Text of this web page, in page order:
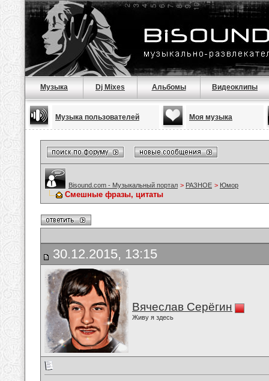
Музыка Dj Mixes Альбомы Видеоклипы
Музыка пользователей Моя музыка
Bisound.com - Музыкальный портал > РАЗНОЕ > Юмор
Смешные фразы, цитаты
30.12.2015, 13:15
Вячеслав Серёгин
Живу я здесь